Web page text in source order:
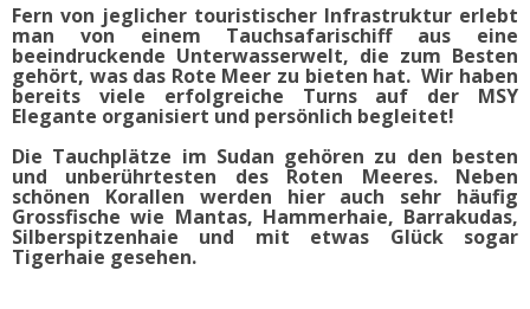
Fern von jeglicher touristischer Infrastruktur erlebt
man von einem Tauchsafarischiff aus eine
beeindruckende Unterwasserwelt, die zum Besten
gehört, was das Rote Meer zu bieten hat. Wir haben
bereits viele erfolgreiche Turns auf der MSY
Elegante organisiert und persönlich begleitet!
Die Tauchplätze im Sudan gehören zu den besten
und unberührtesten des Roten Meeres. Neben
schönen Korallen werden hier auch sehr häufig
Grossfische wie Mantas, Hammerhaie, Barrakudas,
Silberspitzenhaie und mit etwas Glück sogar
Tigerhaie gesehen.